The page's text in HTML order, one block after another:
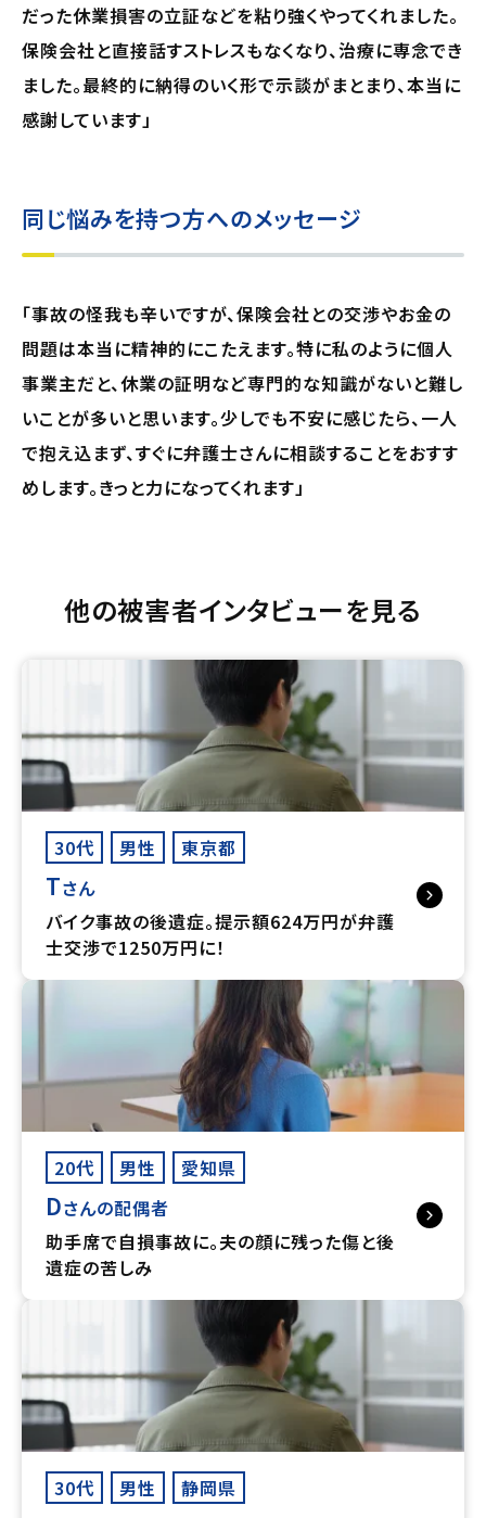
だった休業損害の立証などを粘り強くやってくれました。
保険会社と直接話すストレスもなくなり、治療に専念でき
ました。最終的に納得のいく形で示談がまとまり、本当に
感謝しています」
同じ悩みを持つ方へのメッセージ
「事故の怪我も辛いですが、保険会社との交渉やお金の
問題は本当に精神的にこたえます。特に私のように個人
事業主だと、休業の証明など専門的な知識がないと難し
いことが多いと思います。少しでも不安に感じたら、一人
で抱え込まず、すぐに弁護士さんに相談することをおすす
めします。きっと力になってくれます」
他の被害者インタビューを見る
30代 男性 東京都
Tさん
バイク事故の後遺症。提示額624万円が弁護
士交渉で1250万円に！
20代 男性 愛知県
Dさんの配偶者
助手席で自損事故に。夫の顔に残った傷と後
遺症の苦しみ
30代 男性 静岡県